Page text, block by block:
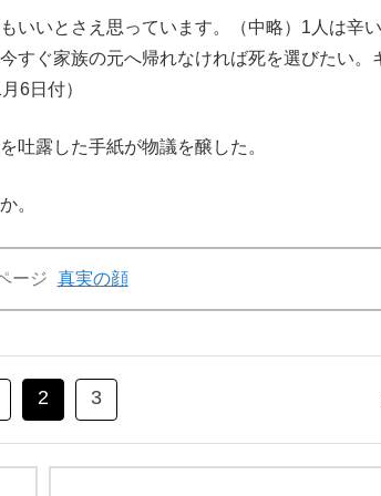
いいとさえ思っています。（中略）1人は辛
すぐ家族の元へ帰れなければ死を選びたい。
6日付）
露した手紙が物議を醸した。
。
ージ 真実の顔
2 3